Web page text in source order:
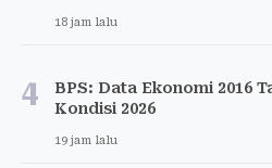
18 jam lalu
4
BPS: Data Ekonomi 2016
Kondisi 2026
19 jam lalu